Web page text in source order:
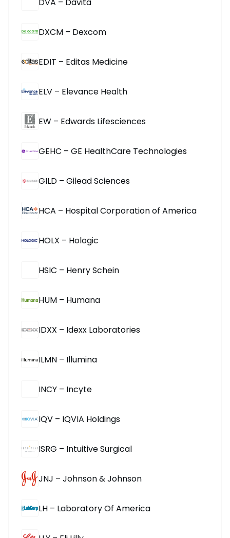
DXCM – Dexcom
EDIT – Editas Medicine
ELV – Elevance Health
EW – Edwards Lifesciences
GEHC – GE HealthCare Technologies
GILD – Gilead Sciences
HCA – Hospital Corporation of America
HOLX – Hologic
HSIC – Henry Schein
HUM – Humana
IDXX – Idexx Laboratories
ILMN – Illumina
INCY – Incyte
IQV – IQVIA Holdings
ISRG – Intuitive Surgical
JNJ – Johnson & Johnson
LH – Laboratory Of America